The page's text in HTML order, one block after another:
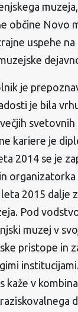
občine Novo
uspehe
je
je bila
kariere je
2014 se je
2015 dalje
Pod
muzej v
pristope in
kaže v